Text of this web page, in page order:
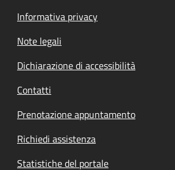
Informativa privacy
Note legali
Dichiarazione di accessibilità
Contatti
Prenotazione appuntamento
Richiedi assistenza
Statistiche del portale